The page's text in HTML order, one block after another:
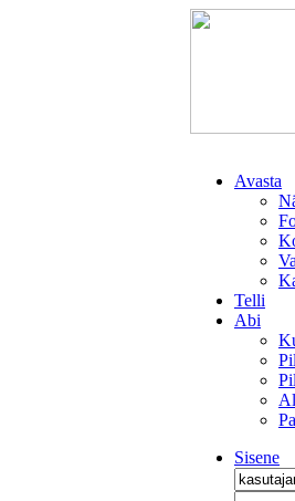
Avasta
Telli
Abi
Sisene